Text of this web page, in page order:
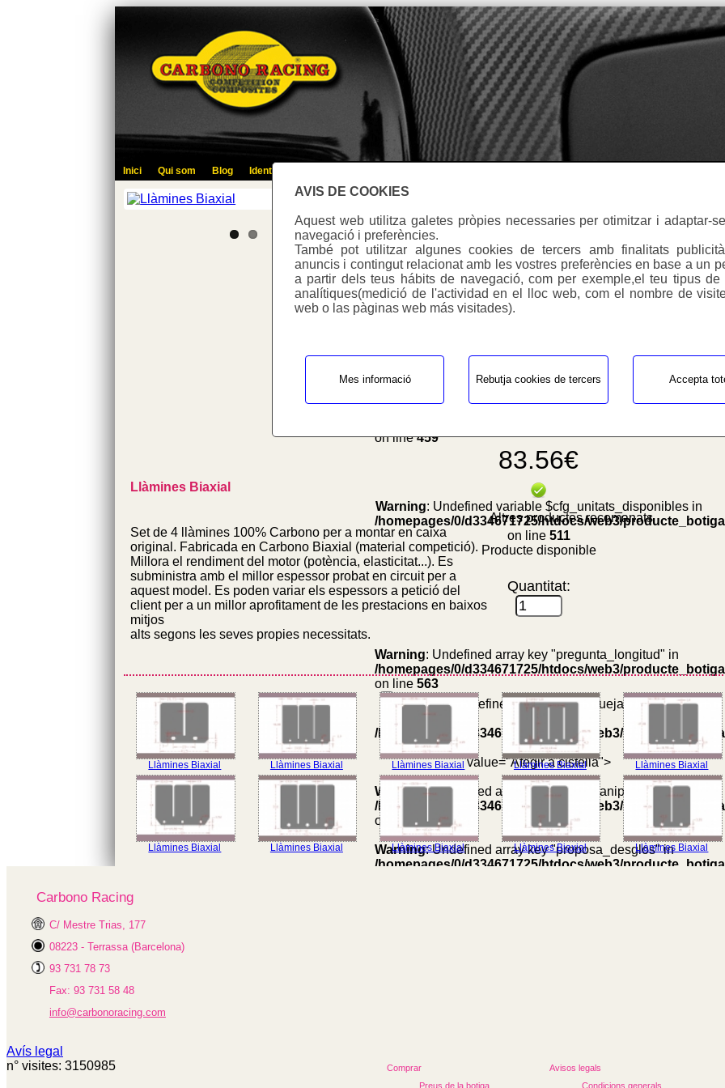
AVIS DE COOKIES
Aquest web utilitza galetes pròpies necessaries per otimitzar i adaptar-
navegació i preferències.
També pot utilitzar algunes cookies de tercers amb finalitats
anuncis i contingut relacionat amb les vostres preferències en base a un
a partir dels teus hábits de navegació, com per exemple,el teu tipus de
analítiques(medició de l'actividad en el lloc web, com el nombre de
web o las pàginas web más visitades).
Mes informació Rebutja cookies de tercers Accepta
Inici Qui som Blog Identifica't
Warning: Undefined array key "id_Cat" in
/homepages/0/d334671725/htdocs/web3/
on line281
Warning: Undefined array key "id_Cat" in
/homepages/0/d334671725/htdocs/web3/
on line287
PreuUn:
Warning: Undefined variable $cfg_preus_sense_iva in
on line459
83.56€
Warning: Undefined variable $cfg_unitats_disponibles in
/homepages/0/d334671725/htdocs/web3/
on line 511
Producte disponible
Quantitat:
Warning: Undefined array key "pregunta_longitud" in
/homepages/0/d334671725/htdocs/web3/
on line 563
Warning: Undefined variable $bloquejat_si_variants
/homepages/0/d334671725/htdocs/web3/
on line583
value="Afegir a cistella">
Warning: Undefined array key "grup_manipulacio" in
/homepages/0/d334671725/htdocs/web3/
on line591
Warning: Undefined array key "proposa_desglos" in
/homepages/0/d334671725/htdocs/web3/
Llàmines Biaxial
Set de 4 llàmines 100% Carbono per a montar en caixa
original. Fabricada en Carbono Biaxial (material competició).
Millora el rendiment del motor (potència, elasticitat...). Es
subministra amb el millor espessor probat en circuit per a
aquest model. Es poden variar els espessors a petició del
client per a un millor aprofitament de les prestacions en baixos
mitjos
alts segons les seves propies necessitats.
Altres productes recomanats
Llàmines Biaxial Llàmines Biaxial Llàmines Biaxial Llàmines Biaxial Llàmines Biaxial
Llàmines Biaxial Llàmines Biaxial Llàmines Biaxial Llàmines Biaxial Llàmines Biaxial
Carbono Racing
C/ Mestre Trias, 177
08223 - Terrassa (Barcelona)
93 731 78 73
Fax: 93 731 58 48
info@carbonoracing.com
Avís legal
n° visites: 3150985
Comprar
Preus de la botiga
Avisos legals
Condicions generals